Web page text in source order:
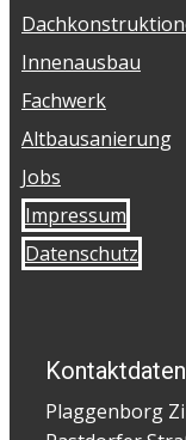
Innenausbau
Fachwerk
Altbausanierung
Jobs
Impressum
Datenschutz
Kontaktdaten
Plaggenborg